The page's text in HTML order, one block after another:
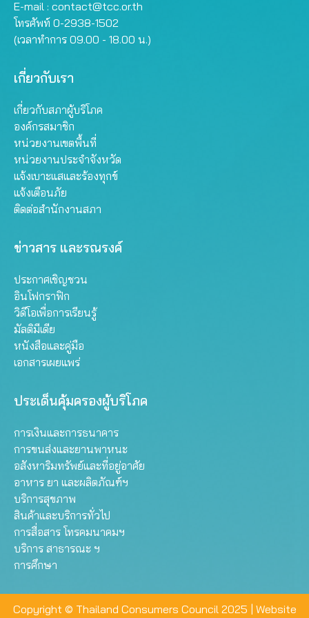
E-mail : contact@tcc.or.th
โทรศัพท์ 0-2938-1502
(เวลาทำการ 09.00 - 18.00 น.)
เกี่ยวกับเรา
เกี่ยวกับสภาผู้บริโภค
องค์กรสมาชิก
หน่วยงานเขตพื้นที่
หน่วยงานประจำจังหวัด
แจ้งเบาะแสและร้องทุกข์
แจ้งเตือนภัย
ติดต่อสำนักงานสภา
ข่าวสาร และรณรงค์
ประกาศเชิญชวน
อินโฟกราฟิก
วิดีโอเพื่อการเรียนรู้
มัลติมีเดีย
หนังสือและคู่มือ
เอกสารเผยแพร่
ประเด็นคุ้มครองผู้บริโภค
การเงินและการธนาคาร
การขนส่งและยานพาหนะ
อสังหาริมทรัพย์และที่อยู่อาศัย
อาหาร ยา และผลิตภัณฑ์ฯ
บริการสุขภาพ
สินค้าและบริการทั่วไป
การสื่อสาร โทรคมนาคมฯ
บริการ สาธารณะ ฯ
การศึกษา
Copyright © Thailand Consumers Council 2025 | Website